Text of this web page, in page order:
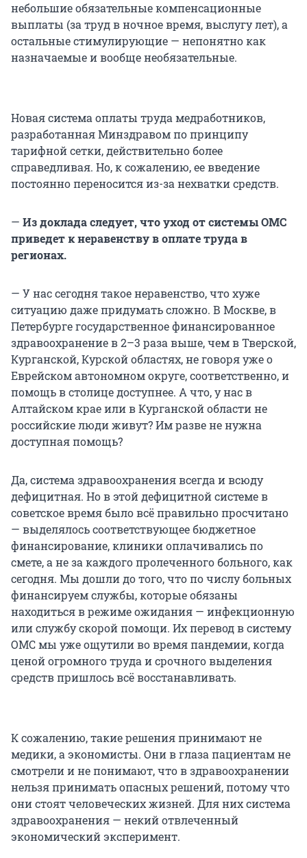
небольшие обязательные компенсационные
выплаты (за труд в ночное время, выслугу лет), а
остальные стимулирующие — непонятно как
назначаемые и вообще необязательные.
Новая система оплаты труда медработников,
разработанная Минздравом по принципу
тарифной сетки, действительно более
справедливая. Но, к сожалению, ее введение
постоянно переносится из-за нехватки средств.
— Из доклада следует, что уход от системы ОМС
приведет к неравенству в оплате труда в
регионах.
— У нас сегодня такое неравенство, что хуже
ситуацию даже придумать сложно. В Москве, в
Петербурге государственное финансированное
здравоохранение в 2–3 раза выше, чем в Тверской,
Курганской, Курской областях, не говоря уже о
Еврейском автономном округе, соответственно, и
помощь в столице доступнее. А что, у нас в
Алтайском крае или в Курганской области не
российские люди живут? Им разве не нужна
доступная помощь?
Да, система здравоохранения всегда и всюду
дефицитная. Но в этой дефицитной системе в
советское время было всё правильно просчитано
— выделялось соответствующее бюджетное
финансирование, клиники оплачивались по
смете, а не за каждого пролеченного больного, как
сегодня. Мы дошли до того, что по числу больных
финансируем службы, которые обязаны
находиться в режиме ожидания — инфекционную
или службу скорой помощи. Их перевод в систему
ОМС мы уже ощутили во время пандемии, когда
ценой огромного труда и срочного выделения
средств пришлось всё восстанавливать.
К сожалению, такие решения принимают не
медики, а экономисты. Они в глаза пациентам не
смотрели и не понимают, что в здравоохранении
нельзя принимать опасных решений, потому что
они стоят человеческих жизней. Для них система
здравоохранения — некий отвлеченный
экономический эксперимент.